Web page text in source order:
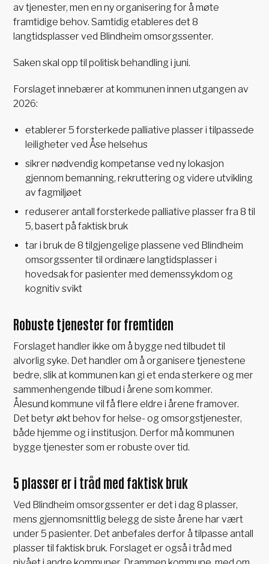
av tjenester, men en ny organisering for å møte
framtidige behov. Samtidig etableres det 8
langtidsplasser ved Blindheim omsorgssenter.
Saken skal opp til politisk behandling i juni.
Forslaget innebærer at kommunen innen utgangen av
2026:
etablerer 5 forsterkede palliative plasser i tilpassede
leiligheter ved Åse helsehus
sikrer nødvendig kompetanse ved ny lokasjon
gjennom bemanning, rekruttering og videre utvikling
av fagmiljøet
reduserer antall forsterkede palliative plasser fra 8 til
5, basert på faktisk bruk
tar i bruk de 8 tilgjengelige plassene ved Blindheim
omsorgssenter til ordinære langtidsplasser i
hovedsak for pasienter med demenssykdom og
kognitiv svikt
Robuste tjenester for fremtiden
Forslaget handler ikke om å bygge ned tilbudet til
alvorlig syke. Det handler om å organisere tjenestene
bedre, slik at kommunen kan gi et enda sterkere og mer
sammenhengende tilbud i årene som kommer.
Ålesund kommune vil få flere eldre i årene framover.
Det betyr økt behov for helse- og omsorgstjenester,
både hjemme og i institusjon. Derfor må kommunen
bygge tjenester som er robuste over tid.
5 plasser er i tråd med faktisk bruk
Ved Blindheim omsorgssenter er det i dag 8 plasser,
mens gjennomsnittlig belegg de siste årene har vært
under 5 pasienter. Det anbefales derfor å tilpasse antall
plasser til faktisk bruk. Forslaget er også i tråd med